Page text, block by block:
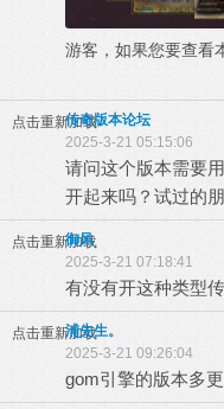
游客，如果您要查看
点击重新加载传奇版本论坛
2025-3-21 05:15:06
请问这个版本需要
开起来吗？试过的
点击重新加载
御风
2025-3-21 07:18:41
有没有开这种类型
点击重新加载
浦先生。
2025-3-21 09:26:04
gom引擎的版本多